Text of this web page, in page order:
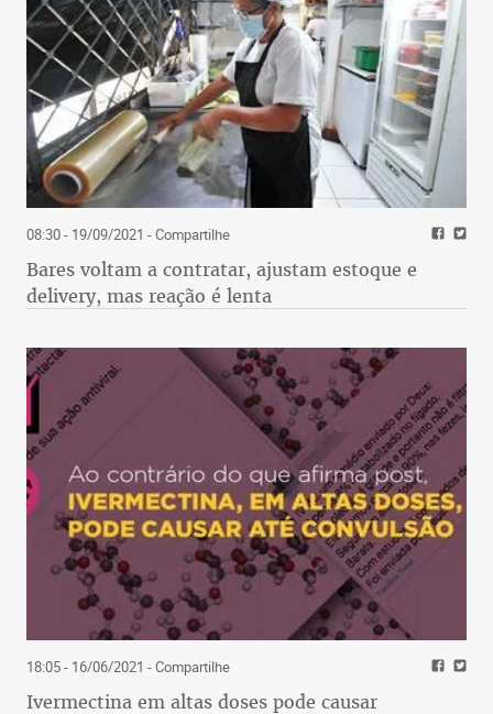
08:30 - 19/09/2021 - Compartilhe
Bares voltam a contratar, ajustam estoque e
delivery, mas reação é lenta
18:05 - 16/06/2021 - Compartilhe
Ivermectina em altas doses pode causar